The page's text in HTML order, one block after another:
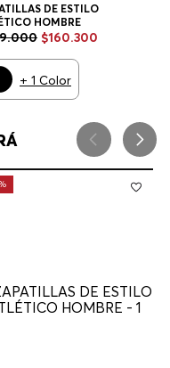
DE ESTILO
HOMBRE
.000 $160.300
+ 1 Color